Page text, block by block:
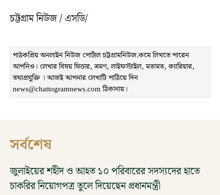
চট্টগ্রাম নিউজ / এসডি/
পাঠকপ্রিয় অনলাইন নিউজ পোর্টাল চট্টগ্রামনিউজ.কমে লিখতে পারেন
আপনিও। লেখার বিষয় ফিচার, ভ্রমণ, লাইফস্টাইল, মতামত, ক্যারিয়ার,
তথ্যপ্রযুক্তি । আজই আপনার লেখাটি পাঠিয়ে দিন
news@chattogramnews.com ঠিকানায়।
সর্বশেষ
জুলাইয়ের শহীদ ও আহত ১০ পরিবারের সদস্যদের হাতে
চাকরির নিয়োগপত্র তুলে দিয়েছেন প্রধানমন্ত্রী